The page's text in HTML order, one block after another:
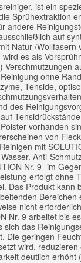
ist ein
Sprühextraktion
andere
auf
Natur-/
es als
ohne
Tenside,
des
vorhanden
von
mit
Anti-
Nr. 9 -im
erfolgt ohne
Das Produkt kann
Bereichen
nicht
Nr. 9 arbeitet bis
das
Die geringen
wird,
deutlich erhöht